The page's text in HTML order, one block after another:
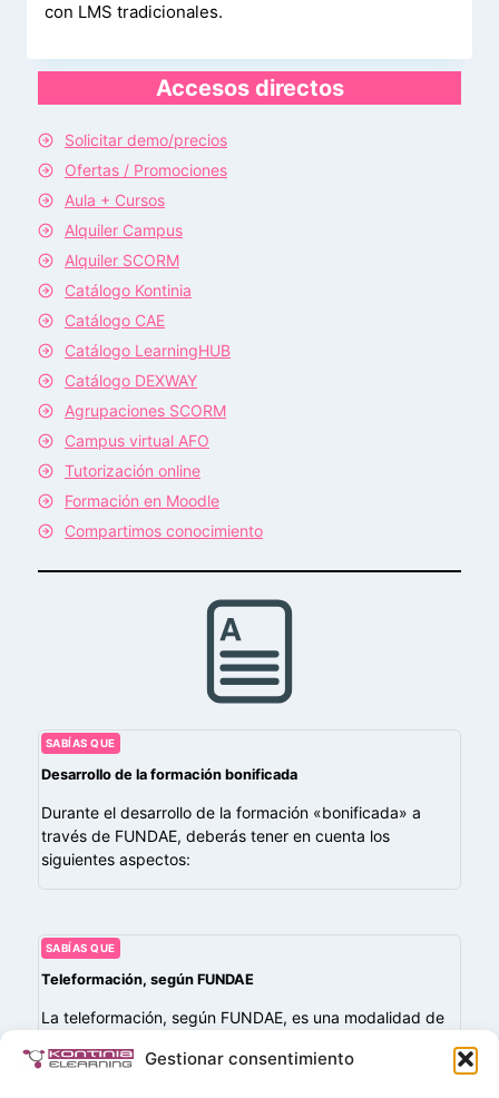
Gestionar consentimiento
con LMS tradicionales.
Accesos directos
Solicitar demo/precios
Ofertas / Promociones
Aula + Cursos
Alquiler Campus
Alquiler SCORM
Catálogo Kontinia
Catálogo CAE
Catálogo LearningHUB
Catálogo DEXWAY
Agrupaciones SCORM
Campus virtual AFO
Tutorización online
Formación en Moodle
Compartimos conocimiento
SABÍAS QUE
Desarrollo de la formación bonificada
Durante el desarrollo de la formación «bonificada» a
través de FUNDAE, deberás tener en cuenta los
siguientes aspectos:
SABÍAS QUE
Teleformación, según FUNDAE
La teleformación, según FUNDAE, es una modalidad de
una plataforma virtual de aprendizaje, sin necesidad de